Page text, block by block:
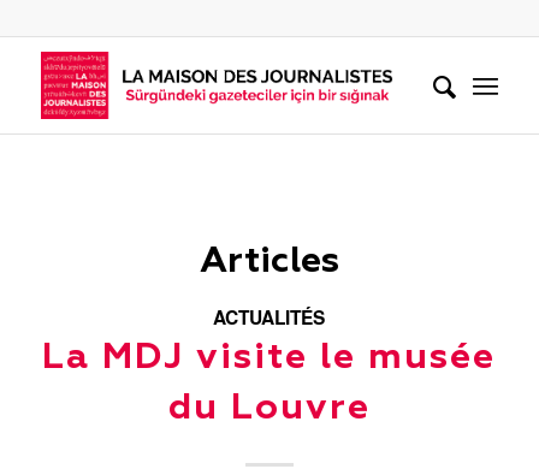
Articles
ACTUALITÉS
La MDJ visite le musée
du Louvre